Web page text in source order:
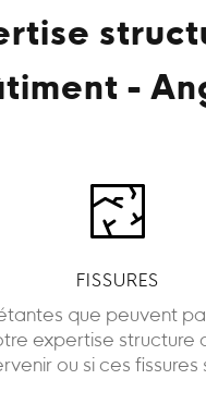
-
FISSURES
que peuvent
expertise structure
ou si ces fissures